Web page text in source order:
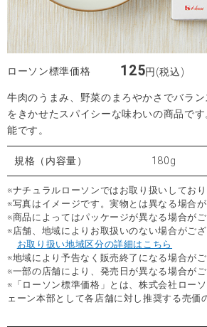
ローソン標準価格 125円(税込)
牛肉のうまみ、野菜のまろやかさでバラ
をきかせたスパイシーな味わいの商品で
能です。
規格（内容量） 180g
※ナチュラルローソンではお取り扱いしており
※写真はイメージです。実物とは異なる場合が
※商品によってはパッケージが異なる場合がご
※店舗、地域によりお取扱いのない場合がござ
お取り扱い地域区分の詳細はこちら
※地域により予告なく販売終了になる場合がご
※一部の店舗により、発売日が異なる場合がご
※「ローソン標準価格」とは、株式会社ロー
ェーン本部として各店舗に対し推奨する売価